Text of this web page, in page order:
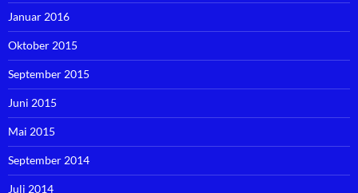
Januar 2016
Oktober 2015
September 2015
Juni 2015
Mai 2015
September 2014
Juli 2014